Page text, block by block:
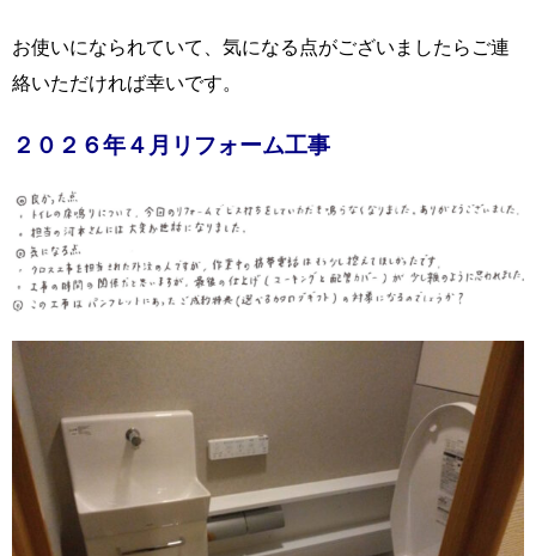
お使いになられていて、気になる点がございましたらご連
絡いただければ幸いです。
２０２６年４月リフォーム工事